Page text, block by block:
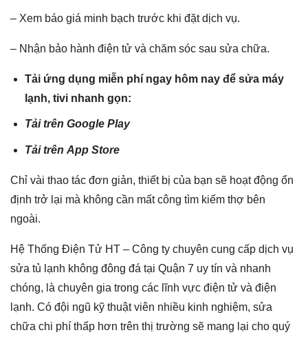
– Xem báo giá minh bạch trước khi đặt dịch vụ.
– Nhận bảo hành điện tử và chăm sóc sau sửa chữa.
Tải ứng dụng miễn phí ngay hôm nay để sửa máy
lạnh, tivi nhanh gọn:
Tải trên Google Play
Tải trên App Store
Chỉ vài thao tác đơn giản, thiết bị của bạn sẽ hoạt động ổn
định trở lại mà không cần mất công tìm kiếm thợ bên
ngoài.
Hệ Thống Điện Tử HT – Công ty chuyên cung cấp dịch vụ
sửa tủ lạnh không đông đá tại Quận 7 uy tín và nhanh
chóng, là chuyên gia trong các lĩnh vực điện tử và điện
lạnh. Có đội ngũ kỹ thuật viên nhiều kinh nghiệm, sửa
chữa chi phí thấp hơn trên thị trường sẽ mang lại cho quý